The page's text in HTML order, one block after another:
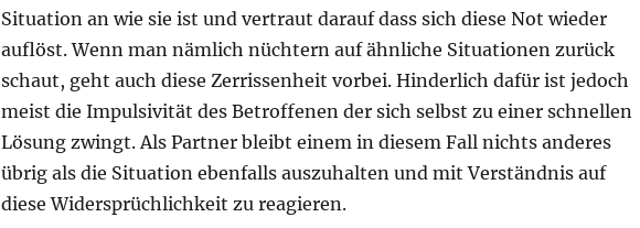
Situation an wie sie ist und vertraut darauf dass sich diese Not wieder
auflöst. Wenn man nämlich nüchtern auf ähnliche Situationen zurück
schaut, geht auch diese Zerrissenheit vorbei. Hinderlich dafür ist jedoch
meist die Impulsivität des Betroffenen der sich selbst zu einer schnellen
Lösung zwingt. Als Partner bleibt einem in diesem Fall nichts anderes
übrig als die Situation ebenfalls auszuhalten und mit Verständnis auf
diese Widersprüchlichkeit zu reagieren.